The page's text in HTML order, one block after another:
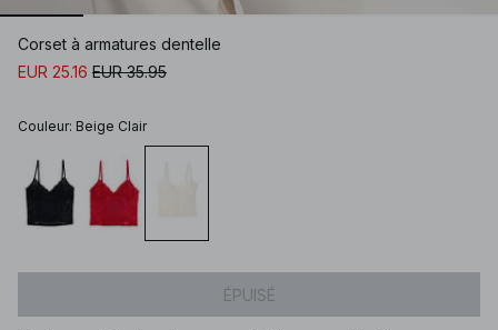
Corset à armatures dentelle
EUR 25.16 EUR 35.95
Couleur: Beige Clair
ÉPUISÉ